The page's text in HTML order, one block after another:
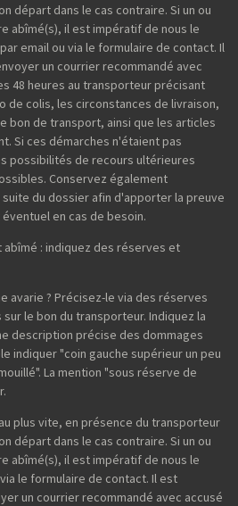
départ dans le cas contraire. Si un ou
abîmé(s), il est impératif de nous le
email ou via le formulaire de contact. Il
un courrier recommandé avec
48 heures au transporteur précisant
de colis, les circonstances de livraison,
bon de transport, ainsi que les articles
Si ces démarches n'étaient pas
possibilités de recours ultérieures
Conservez également
du dossier afin d'apporter la preuve
en cas de besoin.
: indiquez des réserves et
avarie ? Précisez-le via des réserves
le bon du transporteur. Indiquez la
description précise des dommages
indiquer "coin gauche supérieur un peu
La mention "sous réserve de
plus vite, en présence du transporteur
départ dans le cas contraire. Si un ou
abîmé(s), il est impératif de nous le
le formulaire de contact. Il est
un courrier recommandé avec accusé